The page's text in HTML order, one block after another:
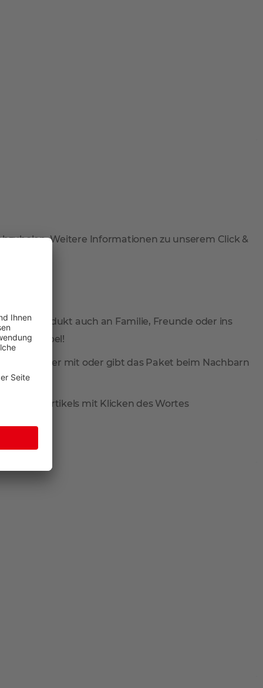
Weitere Informationen zu unserem Click &
Ihr Produkt auch an Familie, Freunde oder ins
total flexibel!
wieder mit oder gibt das Paket beim Nachbarn
des Artikels mit Klicken des Wortes